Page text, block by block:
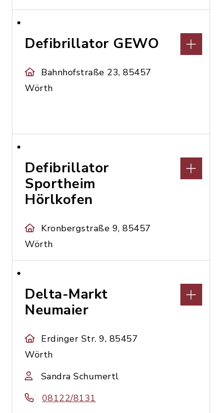
Defibrillator GEWO
Bahnhofstraße 23, 85457
Wörth
Defibrillator
Sportheim
Hörlkofen
Kronbergstraße 9, 85457
Wörth
Delta-Markt
Neumaier
Erdinger Str. 9, 85457
Wörth
Sandra Schumertl
08122/8131